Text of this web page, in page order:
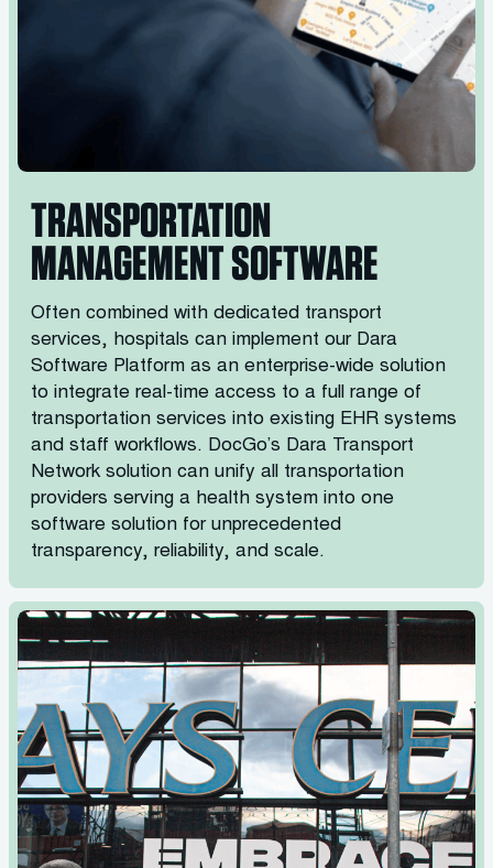
TRANSPORTATION
MANAGEMENT SOFTWARE
Often combined with dedicated transport
services, hospitals can implement our Dara
Software Platform as an enterprise-wide solution
to integrate real-time access to a full range of
transportation services into existing EHR systems
and staff workflows. DocGo’s Dara Transport
Network solution can unify all transportation
providers serving a health system into one
software solution for unprecedented
transparency, reliability, and scale.